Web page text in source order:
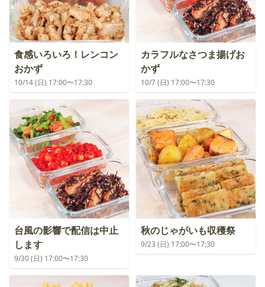
食感いろいろ！レンコン
おかず
10/14 (日) 17:00〜17:30
カラフルなさつま揚げお
かず
10/7 (日) 17:00〜17:30
台風の影響で配信は中止
します
9/30 (日) 17:00〜17:30
秋のじゃがいも収穫祭
9/23 (日) 17:00〜17:30